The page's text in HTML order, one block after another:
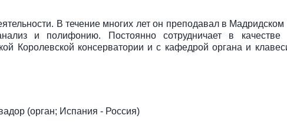
В течение многих лет он преподавал в
и полифонию. Постоянно сотрудничает в качестве
Королевской консерватории и с кафедрой органа и
(орган; Испания - Россия)